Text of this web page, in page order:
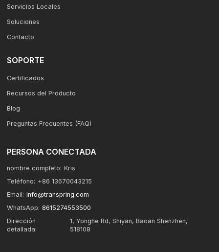
Servicios Locales
Soluciones
Contacto
SOPORTE
Certificados
Recursos del Producto
Blog
Preguntas Frecuentes (FAQ)
PERSONA CONECTADA
nombre completo: Kris
Teléfono: +86 13670043215
Email: info@transpring.com
WhatsApp: 8615274553500
Dirección
detallada:
1, Yonghe Rd, Shiyan, Baoan Shenzhen,
518108